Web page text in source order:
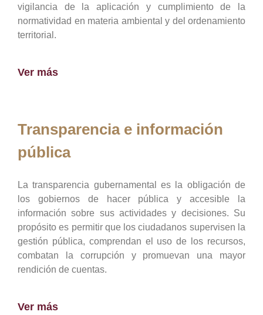
vigilancia de la aplicación y cumplimiento de la
normatividad en materia ambiental y del ordenamiento
territorial.
Ver más
Transparencia e información
pública
La transparencia gubernamental es la obligación de
los gobiernos de hacer pública y accesible la
información sobre sus actividades y decisiones. Su
propósito es permitir que los ciudadanos supervisen la
gestión pública, comprendan el uso de los recursos,
combatan la corrupción y promuevan una mayor
rendición de cuentas.
Ver más